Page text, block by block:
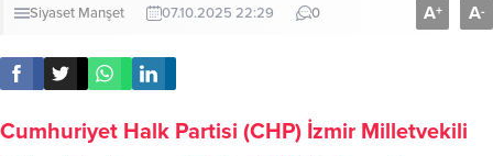
Siyaset Manşet 07.10.2025 22:29 0 A+ A-
Cumhuriyet Halk Partisi (CHP) İzmir Milletvekili